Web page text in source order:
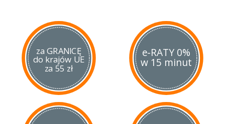
za GRANICĘ
do krajów UE
za 55 zł
e-RATY 0%
w 15 minut